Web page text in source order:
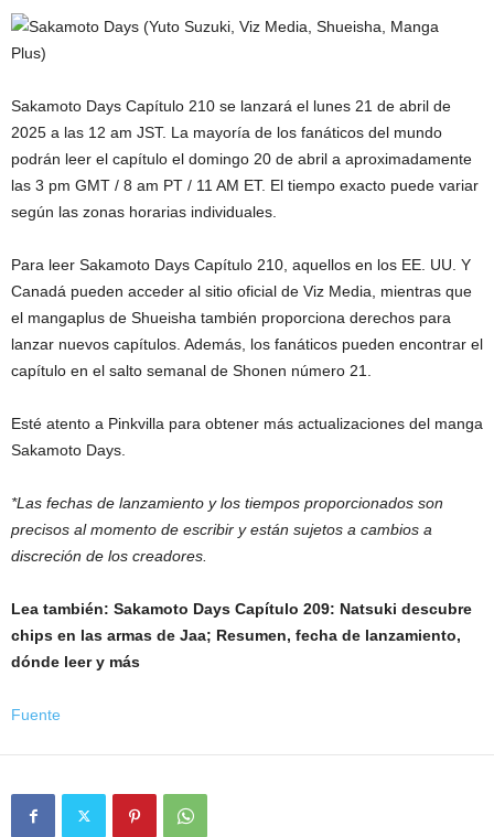
Sakamoto Days Capítulo 210 se lanzará el lunes 21 de abril de
2025 a las 12 am JST. La mayoría de los fanáticos del mundo
podrán leer el capítulo el domingo 20 de abril a aproximadamente
las 3 pm GMT / 8 am PT / 11 AM ET. El tiempo exacto puede variar
según las zonas horarias individuales.
Para leer Sakamoto Days Capítulo 210, aquellos en los EE. UU. Y
Canadá pueden acceder al sitio oficial de Viz Media, mientras que
el mangaplus de Shueisha también proporciona derechos para
lanzar nuevos capítulos. Además, los fanáticos pueden encontrar el
capítulo en el salto semanal de Shonen número 21.
Esté atento a Pinkvilla para obtener más actualizaciones del manga
Sakamoto Days.
*Las fechas de lanzamiento y los tiempos proporcionados son
precisos al momento de escribir y están sujetos a cambios a
discreción de los creadores.
Lea también: Sakamoto Days Capítulo 209: Natsuki descubre
chips en las armas de Jaa; Resumen, fecha de lanzamiento,
dónde leer y más
Fuente